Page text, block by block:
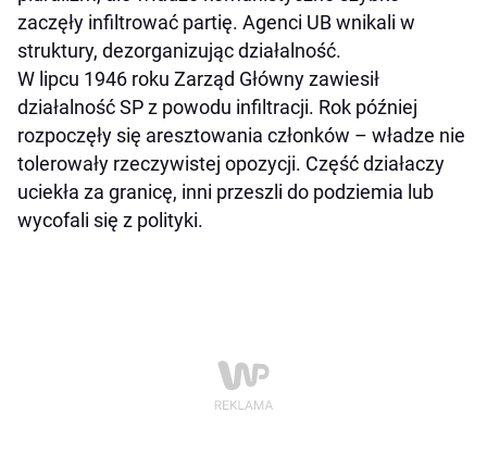
zaczęły infiltrować partię. Agenci UB wnikali w
struktury, dezorganizując działalność.
W lipcu 1946 roku Zarząd Główny zawiesił
działalność SP z powodu infiltracji. Rok później
rozpoczęły się aresztowania członków – władze nie
tolerowały rzeczywistej opozycji. Część działaczy
uciekła za granicę, inni przeszli do podziemia lub
wycofali się z polityki.